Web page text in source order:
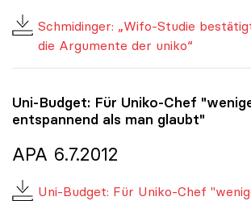
Schmidinger: „Wifo-Studie
die Argumente der uniko“
Uni-Budget: Für Uniko-Chef
entspannend als man glaubt"
APA 6.7.2012
Uni-Budget: Für Uniko-Chef